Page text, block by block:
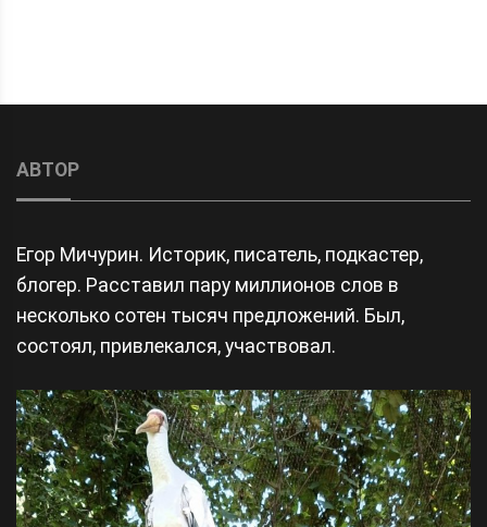
АВТОР
Егор Мичурин. Историк, писатель, подкастер,
блогер. Расставил пару миллионов слов в
несколько сотен тысяч предложений. Был,
состоял, привлекался, участвовал.